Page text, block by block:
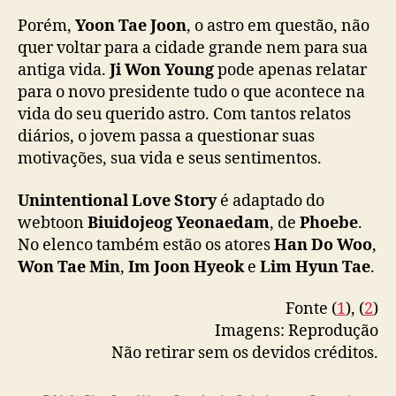
v
e
i
s
n
a
i
Y
I
Porém, Yoon Tae Joon, o astro em questão, não
quer voltar para a cidade grande nem para sua
antiga vida. Ji Won Youngpode apenas relatar
para o novo presidente tudo o que acontece na
vida do seu querido astro. Com tantos relatos
diários, o jovem passa a questionar suas
motivações, sua vida e seus sentimentos.
Unintentional Love Storyé adaptado do
webtoonBiuidojeog Yeonaedam, de Phoebe.
No elenco também estão os atoresHan Do Woo,
Won Tae Min, Im Joon Hyeoke Lim Hyun Tae.
Fonte (1), (2)
Imagens: Reprodução
Não retirar sem os devidos créditos.